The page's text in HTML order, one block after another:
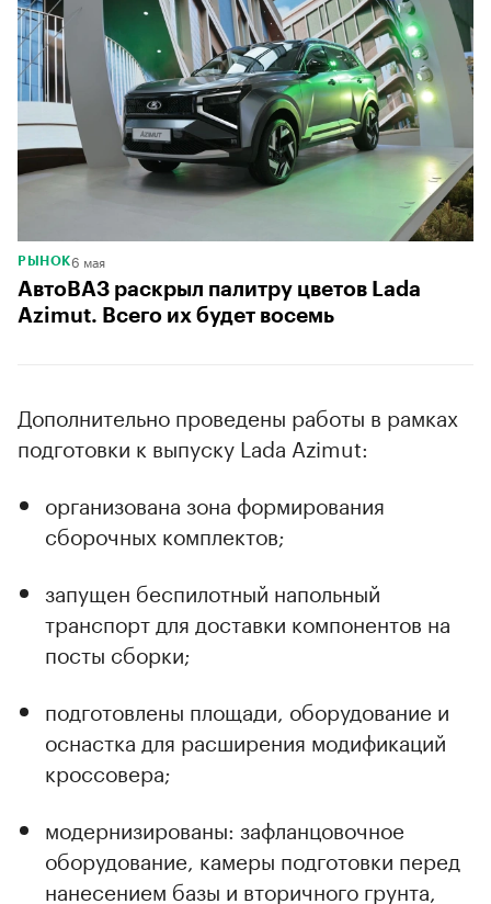
РЫНОК6 мая
АвтоВАЗ раскрыл палитру цветов Lada
Azimut. Всего их будет восемь
Дополнительно проведены работы в рамках
подготовки к выпуску Lada Azimut:
организована зона формирования
сборочных комплектов;
запущен беспилотный напольный
транспорт для доставки компонентов на
посты сборки;
подготовлены площади, оборудование и
оснастка для расширения модификаций
кроссовера;
модернизированы: зафланцовочное
оборудование, камеры подготовки перед
нанесением базы и вторичного грунта,